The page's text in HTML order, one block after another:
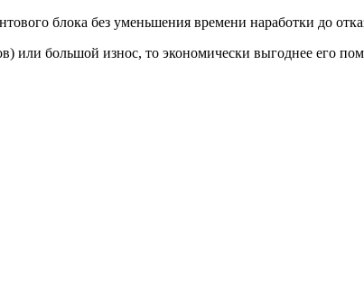
блока без уменьшения времени наработки до
или большой износ, то экономически выгоднее его